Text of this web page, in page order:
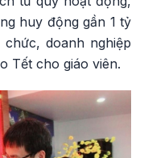
huy động gần 1 tỷ
doanh nghiệp
Tết cho giáo viên.